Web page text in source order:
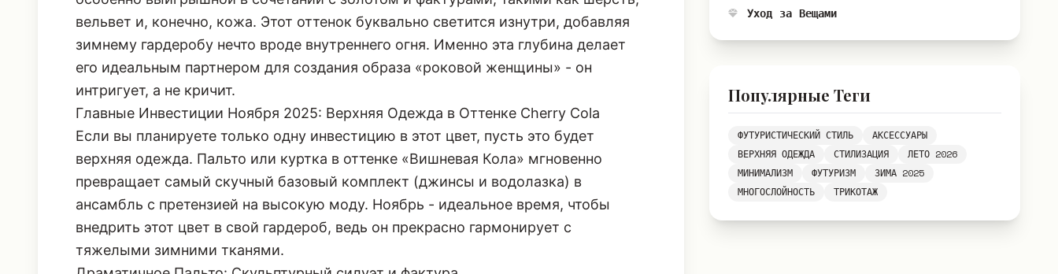
коричневой базе, что делает ее универсальной для большинства цветотипов и
особенно выигрышной в сочетании с золотом и фактурами, такими как шерсть,
вельвет и, конечно, кожа. Этот оттенок буквально светится изнутри, добавляя
его идеальным партнером для создания образа «роковой женщины» - он
интригует, а не кричит.
Главные Инвестиции Ноября 2025: Верхняя Одежда в Оттенке Cherry Cola
Если вы планируете только одну инвестицию в этот цвет, пусть это будет
верхняя одежда. Пальто или куртка в оттенке «Вишневая Кола» мгновенно
превращает самый скучный базовый комплект (джинсы и водолазка) в
внедрить этот цвет в свой гардероб, ведь он прекрасно гармонирует с
Уход за Вещами
Популярные Теги
ФУТУРИСТИЧЕСКИЙ СТИЛЬ
АКСЕССУАРЫ
ВЕРХНЯЯ ОДЕЖДА
СТИЛИЗАЦИЯ
ЛЕТО 2026
МИНИМАЛИЗМ
ФУТУРИЗМ
ЗИМА 2025
МНОГОСЛОЙНОСТЬ
ТРИКОТАЖ